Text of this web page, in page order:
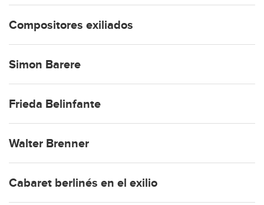
Compositores exiliados
Simon Barere
Frieda Belinfante
Walter Brenner
Cabaret berlinés en el exilio